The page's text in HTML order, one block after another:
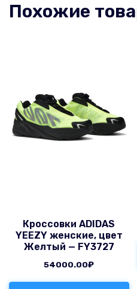
Похожие
Кроссовки ADIDAS
YEEZY женские, цвет
Желтый — FY3727
54000.00₽